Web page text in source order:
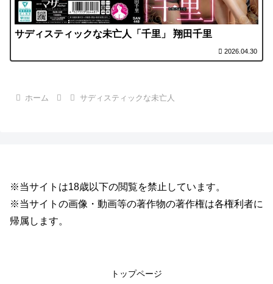
サディスティックな未亡人「千里」 翔田千里
2026.04.30
ホーム サディスティックな未亡人
※当サイトは18歳以下の閲覧を禁止しています。
※当サイトの画像・動画等の著作物の著作権は各権利者に
帰属します。
トップページ